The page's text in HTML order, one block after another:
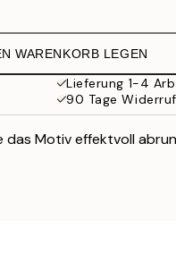
WARENKORB LEGEN
Lieferung 1-4
90 Tage
das Motiv effektvoll